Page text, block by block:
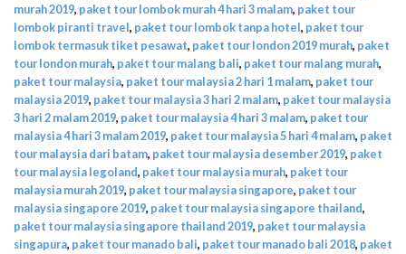
murah 2019, paket tour lombok murah 4 hari 3 malam, paket tour
lombok piranti travel, paket tour lombok tanpa hotel, paket tour
lombok termasuk tiket pesawat, paket tour london 2019 murah, paket
tour london murah, paket tour malang bali, paket tour malang murah,
paket tour malaysia, paket tour malaysia 2 hari 1 malam, paket tour
malaysia 2019, paket tour malaysia 3 hari 2 malam, paket tour malaysia
3 hari 2 malam 2019, paket tour malaysia 4 hari 3 malam, paket tour
malaysia 4 hari 3 malam 2019, paket tour malaysia 5 hari 4 malam, paket
tour malaysia dari batam, paket tour malaysia desember 2019, paket
tour malaysia legoland, paket tour malaysia murah, paket tour
malaysia murah 2019, paket tour malaysia singapore, paket tour
malaysia singapore 2019, paket tour malaysia singapore thailand,
paket tour malaysia singapore thailand 2019, paket tour malaysia
singapura, paket tour manado bali, paket tour manado bali 2018, paket